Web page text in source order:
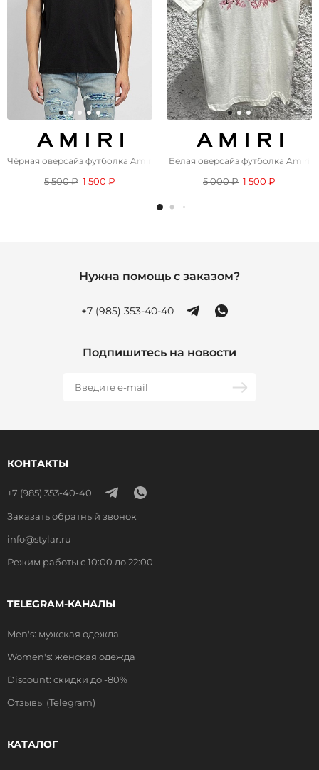
Чёрная оверсайз футболка Amiri leopard-print
5 500 ₽ 1 500 ₽
Белая оверсайз футболка Amiri
5 000 ₽ 1 500 ₽
Нужна помощь с заказом?
+7 (985) 353-40-40
Подпишитесь на новости
КОНТАКТЫ
+7 (985) 353-40-40
Заказать обратный звонок
info@stylar.ru
Режим работы с 10:00 до 22:00
TELEGRAM-КАНАЛЫ
Men's: мужская одежда
Women's: женская одежда
Discount: скидки до -80%
Отзывы (Telegram)
КАТАЛОГ